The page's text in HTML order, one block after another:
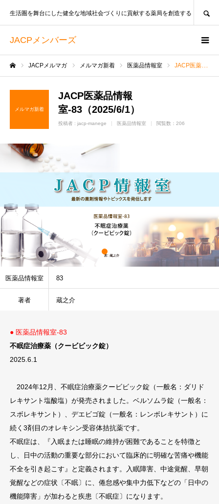
JACPメンバーズ
生活圏を舞台にした健全な地域社会づくりに貢献する薬局を創造する
JACPメルマガ メルマガ新着 医薬品情報室 JACP医薬品情報室-83（2025/6/1）
メルマガ新着
JACP医薬品情報
室-83（2025/6/1）
投稿者 : jacp-manege 医薬品情報室 閲覧数：206
医薬品情報室 83
著者 蔵之介
● 医薬品情報室-83
不眠症治療薬（クービビック錠）
2025.6.1
2024年12月、不眠症治療薬クービビック錠（一般名：ダリド
レキサント塩酸塩）が発売されました。ベルソムラ錠（一般名：
スボレキサント）、デエビゴ錠（一般名：レンボレキサント）に
続く3剤目のオレキシン受容体拮抗薬です。
不眠症は、『入眠または睡眠の維持が困難であることを特徴と
し、日中の活動の重要な部分において臨床的に明確な苦痛や機能
不全を引き起こす』と定義されます。入眠障害、中途覚醒、早朝
覚醒などの症状〔不眠〕に、倦怠感や集中力低下などの「日中の
機能障害」が加わると疾患〔不眠症〕になります。